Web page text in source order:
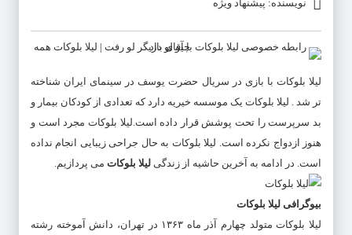
نویسنده: پیشنهاد ویژه
لیلا بلوکات با بازی در سریال حضرت یوسف در سینمای ایران شناخته
تر شد . لیلا بلوکات یک موسسه خیریه دارد که تعدادی از کودکان بیمار و
بد سرپرست را تحت پوشش قرار داده است.لیلا بلوکات مجرد است و
هنوز ازدواج نکرده است. لیلا بلوکات به حال جراحی زیبایی انجام نداده
است. در ادامه به آخرین حاشیه از زندگی لیلا بلوکات می پردازیم.
بیوگرافی لیلا بلوکات
لیلا بلوکات متولد چهارم آذر ماه ۱۳۶۳ در تهران، دانش آموخته رشته